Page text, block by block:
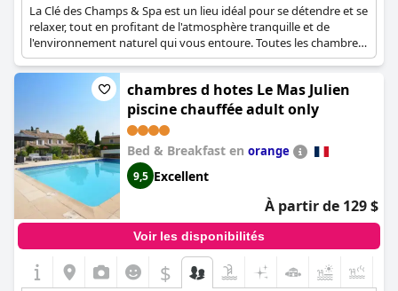
La Clé des Champs & Spa est un lieu idéal pour se détendre et se
relaxer, tout en profitant de l'atmosphère tranquille et de
l'environnement naturel qui vous entoure. Toutes les chambres
de cet hôtel sont confortables et élégamment aménagées, avec
une occupation maximale de deux adultes. L'hôtel dispose
également d'installations de spa et d'une piscine extérieure où
vous pourrez passer d'innombrables moments de détente. En
tant qu'établissement réservé aux adultes, La Clé des Champs &
Spa ne peut accueillir que des personnes âgées de plus de 16
ans.
chambres d hotes Le Mas Julien
piscine chauffée adult only
Bed & Breakfast en orange
9,5 Excellent
À partir de 129 $
Voir les disponibilités
$